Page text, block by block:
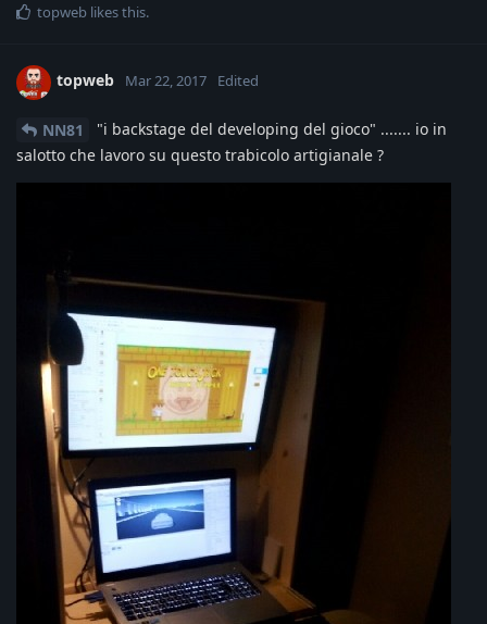
topweb likes this.
topweb Mar 22, 2017 Edited
NN81
"i backstage del developing del gioco" ....... io in
salotto che lavoro su questo trabicolo artigianale ?